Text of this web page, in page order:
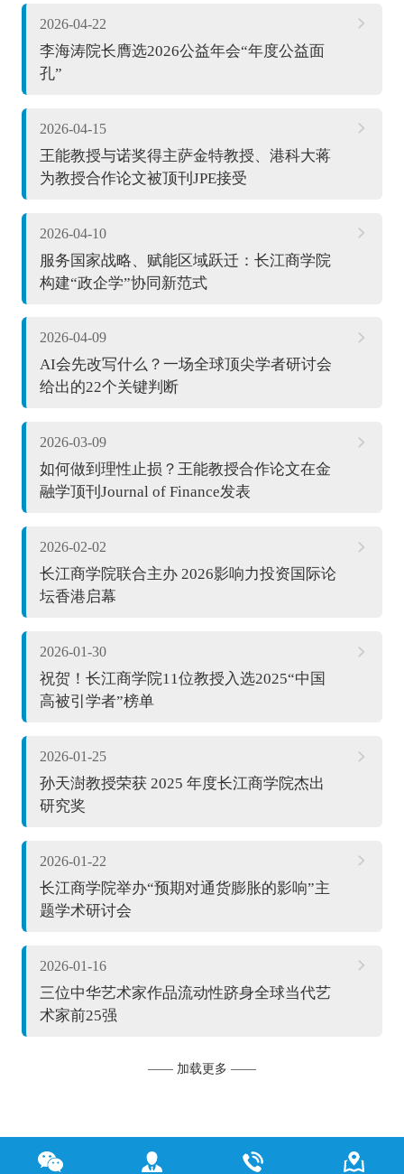
2026-04-22
李海涛院长膺选2026公益年会“年度公益面
孔”
2026-04-15
王能教授与诺奖得主萨金特教授、港科大蒋
为教授合作论文被顶刊JPE接受
2026-04-10
服务国家战略、赋能区域跃迁：长江商学院
构建“政企学”协同新范式
2026-04-09
AI会先改写什么？一场全球顶尖学者研讨会
给出的22个关键判断
2026-03-09
如何做到理性止损？王能教授合作论文在金
融学顶刊Journal of Finance发表
2026-02-02
长江商学院联合主办 2026影响力投资国际论
坛香港启幕
2026-01-30
祝贺！长江商学院11位教授入选2025“中国
高被引学者”榜单
2026-01-25
孙天澍教授荣获 2025 年度长江商学院杰出
研究奖
2026-01-22
长江商学院举办“预期对通货膨胀的影响”主
题学术研讨会
2026-01-16
三位中华艺术家作品流动性跻身全球当代艺
术家前25强
—— 加载更多 ——